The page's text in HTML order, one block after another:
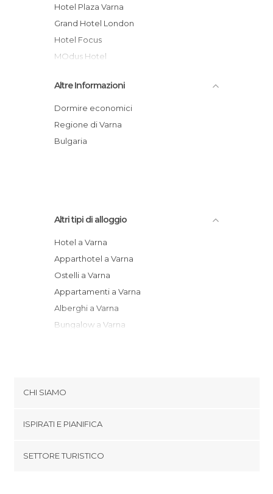
Hotel Plaza Varna
Grand Hotel London
Hotel Focus
mOdus Hotel
Apartments Shoumen, Varna, Bulgaria
Bellevue Hotel
Best Western Prima Hotel
Chaika Beach & Spa Hotel
Altre Informazioni
Dormire economici
Regione di Varna
Bulgaria
Altri tipi di alloggio
Hotel a Varna
Apparthotel a Varna
Ostelli a Varna
Appartamenti a Varna
Alberghi a Varna
Bungalow a Varna
CHI SIAMO
Termini e Condizioni
ISPIRATI E PIANIFICA
SETTORE TURISTICO